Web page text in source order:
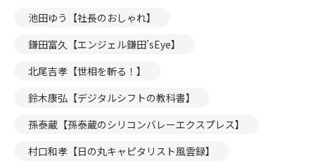
池田ゆう【社長のおしゃれ】
鎌田富久【エンジェル鎌田’sEye】
北尾吉孝【世相を斬る！】
鈴木康弘【デジタルシフトの教科書】
孫泰蔵【孫泰蔵のシリコンバレーエクスプレス】
村口和孝【日の丸キャピタリスト風雲録】